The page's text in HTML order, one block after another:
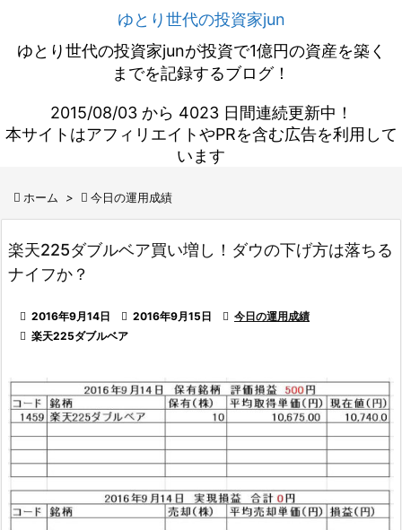
ゆとり世代の投資家jun
ゆとり世代の投資家junが投資で1億円の資産を築く
までを記録するブログ！
2015/08/03 から 4023 日間連続更新中！
本サイトはアフィリエイトやPRを含む広告を利用して
います
 ホーム >  今日の運用成績
楽天225ダブルベア買い増し！ダウの下げ方は落ちる
ナイフか？
 2016年9月14日  2016年9月15日  今日の運用成績
 楽天225ダブルベア